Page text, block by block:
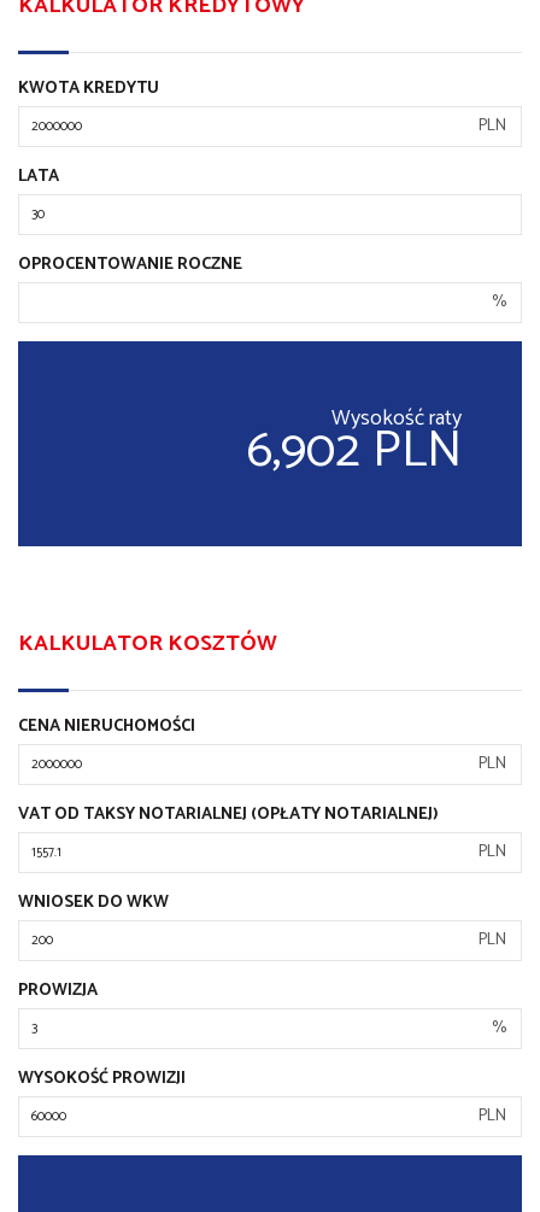
KWOTA KREDYTU
PLN
LATA
OPROCENTOWANIE ROCZNE
%
Wysokość raty
6,902 PLN
KALKULATOR KOSZTÓW
CENA NIERUCHOMOŚCI
PLN
VAT OD TAKSY NOTARIALNEJ (OPŁATY NOTARIALNEJ)
PLN
WNIOSEK DO WKW
PLN
PROWIZJA
%
WYSOKOŚĆ PROWIZJI
PLN